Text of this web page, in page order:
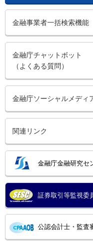
金融事業者一括検索機能
金融庁チャットボット
（よくある質問）
金融庁ソーシャルメディ
関連リンク
金融庁金融研究セ
証券取引等監視委
公認会計士・監査